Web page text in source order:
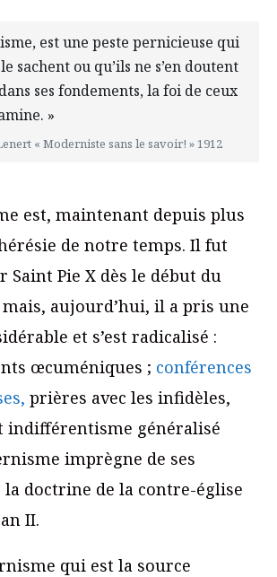
est une peste pernicieuse qui
sachent ou qu’ils ne s’en doutent
ses fondements, la foi de ceux
»
« Moderniste sans le savoir! » 1912
est, maintenant depuis plus
de notre temps. Il fut
Saint Pie X dès le début du
mais, aujourd’hui, il a pris une
et s’est radicalisé :
œcuméniques ; conférences
prières avec les infidèles,
indifférentisme généralisé
imprègne de ses
doctrine de la contre-église
II.
qui est la source